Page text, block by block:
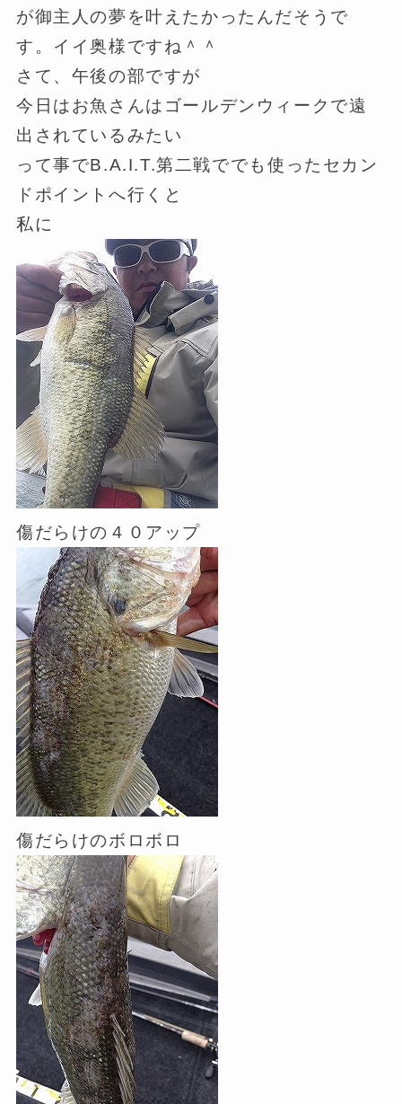
が御主人の夢を叶えたかったんだそうで
す。イイ奥様ですね＾＾
さて、午後の部ですが
今日はお魚さんはゴールデンウィークで遠
出されているみたい
って事でB.A.I.T.第二戦ででも使ったセカン
ドポイントへ行くと
私に
傷だらけの４０アップ
傷だらけのボロボロ